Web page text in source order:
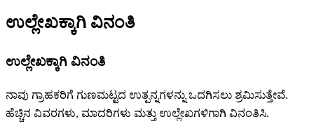
ಉಲ್ಲೇಖಕ್ಕಾಗಿ ವಿನಂತಿ
ಉಲ್ಲೇಖಕ್ಕಾಗಿ ವಿನಂತಿ
ನಾವು ಗ್ರಾಹಕರಿಗೆ ಗುಣಮಟ್ಟದ ಉತ್ಪನ್ನಗಳನ್ನು ಒದಗಿಸಲು ಶ್ರಮಿಸುತ್ತೇವೆ.
ಹೆಚ್ಚಿನ ವಿವರಗಳು, ಮಾದರಿಗಳು ಮತ್ತು ಉಲ್ಲೇಖಗಳಿಗಾಗಿ ವಿನಂತಿಸಿ.